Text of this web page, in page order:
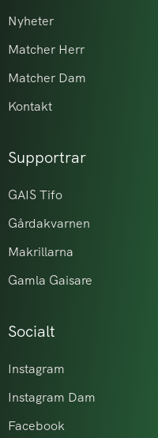
Nyheter
Matcher Herr
Matcher Dam
Kontakt
Supportrar
GAIS Tifo
Gårdakvarnen
Makrillarna
Gamla Gaisare
Socialt
Instagram
Instagram Dam
Facebook